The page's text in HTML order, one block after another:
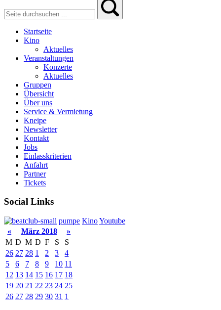
Startseite
Kino
Aktuelles
Veranstaltungen
Konzerte
Aktuelles
Gruppen
Übersicht
Über uns
Service & Vermietung
Kneipe
Newsletter
Kontakt
Jobs
Einlasskriterien
Anfahrt
Partner
Tickets
Social Links
pumpe KinoYoutube
«
März 2018
»
M D M D F S
S
26 27 28 1 2 3
4
5
6 7 8 9 10 11
12 13 14 15 16 17 18
19 20 21 22 23 24 25
26 27 28 29 30 31 1